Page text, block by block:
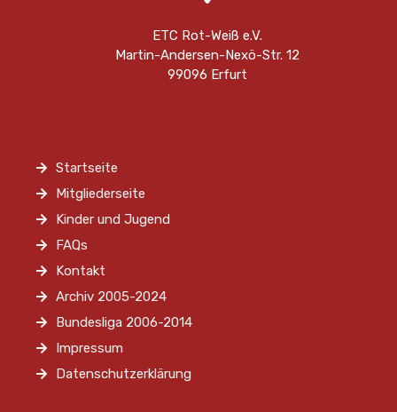
ETC Rot-Weiß e.V.
Martin-Andersen-Nexö-Str. 12
99096 Erfurt
Startseite
Mitgliederseite
Kinder und Jugend
FAQs
Kontakt
Archiv 2005-2024
Bundesliga 2006-2014
Impressum
Datenschutzerklärung